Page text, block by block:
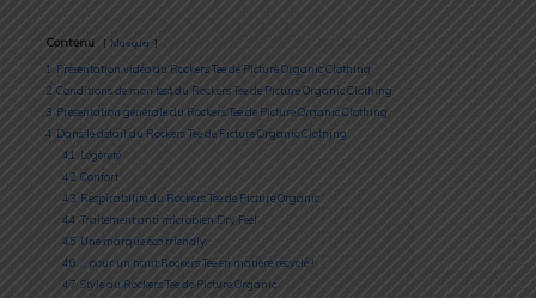
Contenu Masquer
1
Présentation vidéo du Rockers Tee de Picture Organic Clothing
2 Conditions de mon test du Rockers Tee de Picture Organic Clothing
3 Présentation générale du Rockers Tee de Picture Organic Clothing
4 Dans le détail du Rockers Tee de Picture Organic Clothing
4.1
Légèreté
4.2 Confort
4.3 Respirabilité du Rockers Tee de Picture Organic
4.4 Traitement anti microbien Dry Feel
4.5 Une marque éco friendly…
4.6
… pour un haut Rockers Tee en matière recyclé !
4.7 Style du Rockers Tee de Picture Organic